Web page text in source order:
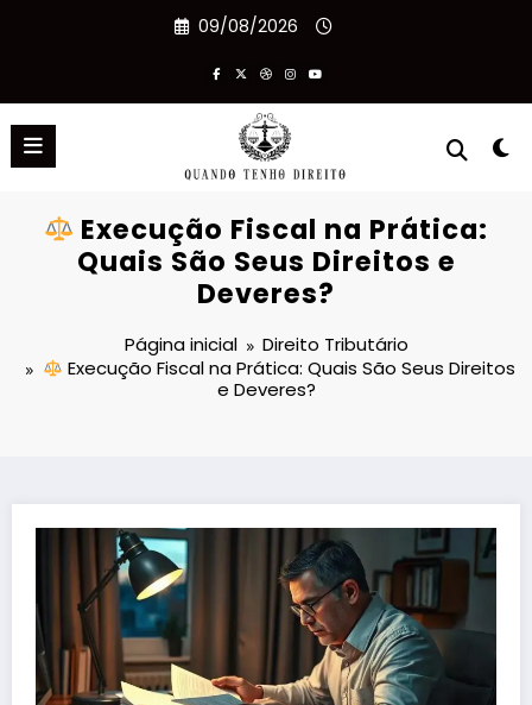
09/08/2026
Execução Fiscal na Prática:
Quais São Seus Direitos e
Deveres?
Página inicial
Direito Tributário
Execução Fiscal na Prática: Quais São Seus Direitos
e Deveres?